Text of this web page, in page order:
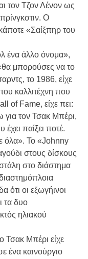
τον Τζον Λένον ως
Ο
«Σαίξπηρ του
ένα άλλο όνομα»,
μπορούσες να το
το 1986, είχε
καλλιτέχνη που
of Fame, είχε πει:
για τον Τσακ Μπέρι,
παίξει ποτέ.
όλα». Το «Johnny
στους δίσκους
στο διάστημα
ότι οι εξωγήινοι
τα δυο
ηλιακού
Τσακ Μπέρι είχε
ένα καινούργιο